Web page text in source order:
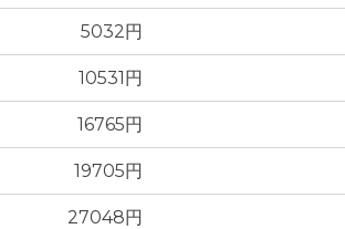
5032円
10531円
16765円
19705円
27048円